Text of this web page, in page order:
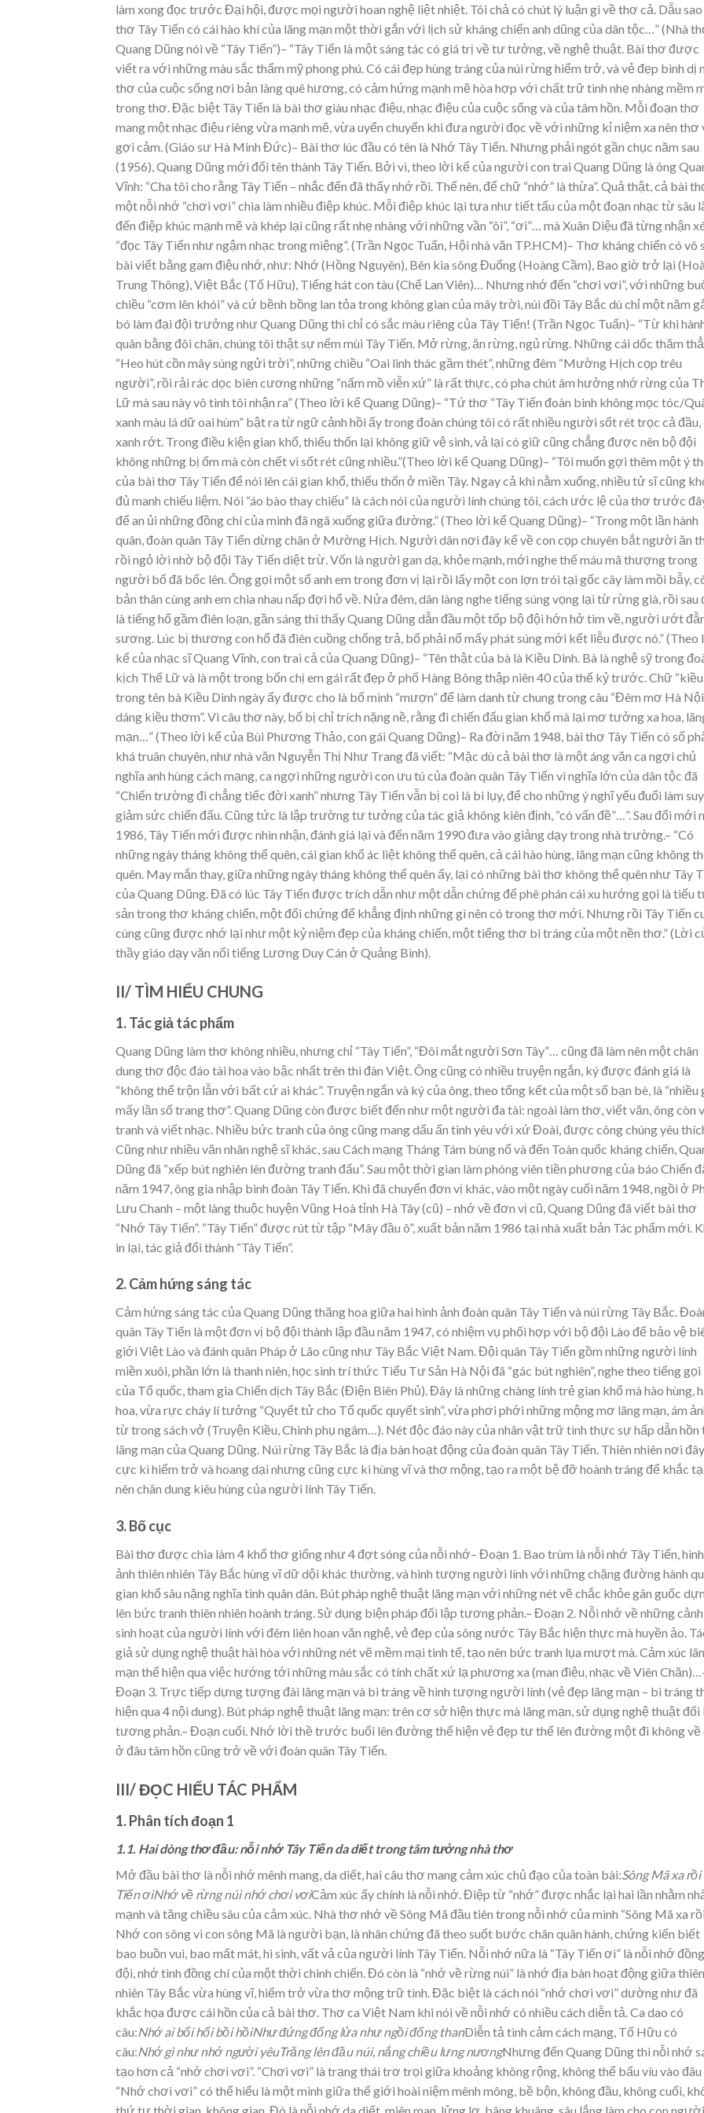
làm xong đọc trước Đại hội, được mọi người hoan nghệ liệt nhiệt. Tôi chả có chút lý luận gì về thơ cả. Dẫu
thơ Tây Tiến có cái hào khí của lãng mạn một thời gắn với lịch sử kháng chiến anh dũng của dân tộc…” (Nhà
Quang Dũng nói về “Tây Tiến”)– “Tây Tiến là một sáng tác có giá trị về tư tưởng, về nghệ thuật. Bài thơ được
viết ra với những màu sắc thẩm mỹ phong phú. Có cái đẹp hùng tráng của núi rừng hiểm trở, và vẻ đẹp bình dị
thơ của cuộc sống nơi bản làng quê hương, có cảm hứng mạnh mẽ hòa hợp với chất trữ tình nhẹ nhàng mềm
trong thơ. Đặc biệt Tây Tiến là bài thơ giàu nhạc điệu, nhạc điệu của cuộc sống và của tâm hồn. Mỗi đoạn thơ
mang một nhạc điệu riêng vừa mạnh mẽ, vừa uyển chuyển khi đưa người đọc về với những kỉ niệm xa nên thơ
gợi cảm. (Giáo sư Hà Minh Đức)– Bài thơ lúc đầu có tên là Nhớ Tây Tiến. Nhưng phải ngót gần chục năm sau
(1956), Quang Dũng mới đổi tên thành Tây Tiến. Bởi vì, theo lời kể của người con trai Quang Dũng là ông
Vĩnh: “Cha tôi cho rằng Tây Tiến – nhắc đến đã thấy nhớ rồi. Thế nên, để chữ “nhớ” là thừa”. Quả thật, cả bài
một nỗi nhớ “chơi vơi” chia làm nhiều điệp khúc. Mỗi điệp khúc lại tựa như tiết tấu của một đoạn nhạc từ sâu
đến điệp khúc mạnh mẽ và khép lại cũng rất nhẹ nhàng với những vần “ôi”, “ơi”… mà Xuân Diệu đã từng nhận
“đọc Tây Tiến như ngậm nhạc trong miệng”. (Trần Ngọc Tuấn, Hội nhà văn TP.HCM)– Thơ kháng chiến có vô
bài viết bằng gam điệu nhớ, như: Nhớ (Hồng Nguyên), Bên kia sông Đuống (Hoàng Cầm), Bao giờ trở lại
Trung Thông), Việt Bắc (Tố Hữu), Tiếng hát con tàu (Chế Lan Viên)… Nhưng nhớ đến “chơi vơi”, với những
chiều “cơm lên khói” và cứ bềnh bồng lan tỏa trong không gian của mây trời, núi đồi Tây Bắc dù chỉ một năm
bó làm đại đội trưởng như Quang Dũng thì chỉ có sắc màu riêng của Tây Tiến! (Trần Ngọc Tuấn)– “Từ khi
quân bằng đôi chân, chúng tôi thật sự nếm mùi Tây Tiến. Mở rừng, ăn rừng, ngủ rừng. Những cái dốc thăm
“Heo hút cồn mây súng ngửi trời”, những chiều “Oai linh thác gầm thét”, những đêm “Mường Hịch cọp trêu
người”, rồi rải rác dọc biên cương những “nấm mồ viễn xứ” là rất thực, có pha chút âm hưởng nhớ rừng của
Lữ mà sau này vô tình tôi nhận ra” (Theo lời kể Quang Dũng)– “Tứ thơ “Tây Tiến đoàn binh không mọc tóc/
xanh màu lá dữ oai hùm” bật ra từ ngữ cảnh hồi ấy trong đoàn chúng tôi có rất nhiều người sốt rét trọc cả đầu,
xanh rớt. Trong điều kiện gian khổ, thiếu thốn lại không giữ vệ sinh, vả lại có giữ cũng chẳng được nên bộ đội
không những bị ốm mà còn chết vì sốt rét cũng nhiều.”(Theo lời kể Quang Dũng)– “Tôi muốn gợi thêm một ý
của bài thơ Tây Tiến để nói lên cái gian khổ, thiếu thốn ở miền Tây. Ngay cả khi nằm xuống, nhiều tử sĩ cũng
đủ manh chiếu liệm. Nói “áo bào thay chiếu” là cách nói của người lính chúng tôi, cách ước lệ của thơ trước
để an ủi những đồng chí của mình đã ngã xuống giữa đường.” (Theo lời kể Quang Dũng)– “Trong một lần hành
quân, đoàn quân Tây Tiến dừng chân ở Mường Hịch. Người dân nơi đây kể về con cọp chuyên bắt người ăn
rồi ngỏ lời nhờ bộ đội Tây Tiến diệt trừ. Vốn là người gan dạ, khỏe mạnh, mới nghe thế máu mã thượng trong
người bố đã bốc lên. Ông gọi một số anh em trong đơn vị lại rồi lấy một con lợn trói tại gốc cây làm mồi bẫy,
bản thân cùng anh em chia nhau nấp đợi hổ về. Nửa đêm, dân làng nghe tiếng súng vọng lại từ rừng già, rồi sau
là tiếng hổ gầm điên loạn, gần sáng thì thấy Quang Dũng dẫn đầu một tốp bộ đội hớn hở tìm về, người ướt
sương. Lúc bị thương con hổ đã điên cuồng chống trả, bố phải nổ mấy phát súng mới kết liễu được nó.” (Theo
kể của nhạc sĩ Quang Vĩnh, con trai cả của Quang Dũng)– “Tên thật của bà là Kiều Dinh. Bà là nghệ sỹ trong
kịch Thế Lữ và là một trong bốn chị em gái rất đẹp ở phố Hàng Bông thập niên 40 của thế kỷ trước. Chữ
trong tên bà Kiều Dinh ngày ấy được cho là bố mình “mượn” để làm danh từ chung trong câu “Đêm mơ Hà Nội
dáng kiều thơm”. Vì câu thơ này, bố bị chỉ trích nặng nề, rằng đi chiến đấu gian khổ mà lại mơ tưởng xa hoa,
mạn…” (Theo lời kể của Bùi Phương Thảo, con gái Quang Dũng)– Ra đời năm 1948, bài thơ Tây Tiến có số
khá truân chuyên, như nhà văn Nguyễn Thị Như Trang đã viết: “Mặc dù cả bài thơ là một áng văn ca ngợi chủ
nghĩa anh hùng cách mạng, ca ngợi những người con ưu tú của đoàn quân Tây Tiến vì nghĩa lớn của dân tộc đã
“Chiến trường đi chẳng tiếc đời xanh” nhưng Tây Tiến vẫn bị coi là bi lụy, để cho những ý nghĩ yếu đuối làm suy
giảm sức chiến đấu. Cũng tức là lập trường tư tưởng của tác giả không kiên định, “có vấn đề”…”. Sau đổi mới
1986, Tây Tiến mới được nhìn nhận, đánh giá lại và đến năm 1990 đưa vào giảng dạy trong nhà trường.– “Có
những ngày tháng không thể quên, cái gian khổ ác liệt không thể quên, cả cái hào hùng, lãng mạn cũng không
quên. May mắn thay, giữa những ngày tháng không thể quên ấy, lại có những bài thơ không thể quên như Tây
của Quang Dũng. Đã có lúc Tây Tiến được trích dẫn như một dẫn chứng để phê phán cái xu hướng gọi là tiểu
sản trong thơ kháng chiến, một đối chứng để khẳng định những gì nên có trong thơ mới. Nhưng rồi Tây Tiến
cùng cũng được nhớ lại như một kỷ niệm đẹp của kháng chiến, một tiếng thơ bi tráng của một nền thơ.” (Lời
thầy giáo dạy văn nổi tiếng Lương Duy Cán ở Quảng Bình).
II/ TÌM HIỂU CHUNG
1. Tác giả tác phẩm
Quang Dũng làm thơ không nhiều, nhưng chỉ “Tây Tiến”, “Đôi mắt người Sơn Tây”… cũng đã làm nên một chân
dung thơ độc đáo tài hoa vào bậc nhất trên thi đàn Việt. Ông cũng có nhiều truyện ngắn, ký được đánh giá là
“không thể trộn lẫn với bất cứ ai khác”. Truyện ngắn và ký của ông, theo tổng kết của một số bạn bè, là “nhiều
mấy lần số trang thơ”. Quang Dũng còn được biết đến như một người đa tài: ngoài làm thơ, viết văn, ông còn
tranh và viết nhạc. Nhiều bức tranh của ông cũng mang dấu ấn tình yêu với xứ Đoài, được công chúng yêu
Cũng như nhiều văn nhân nghệ sĩ khác, sau Cách mạng Tháng Tám bùng nổ và đến Toàn quốc kháng chiến,
Dũng đã “xếp bút nghiên lên đường tranh đấu”. Sau một thời gian làm phóng viên tiền phương của báo Chiến
năm 1947, ông gia nhập binh đoàn Tây Tiến. Khi đã chuyển đơn vị khác, vào một ngày cuối năm 1948, ngồi ở
Lưu Chanh – một làng thuộc huyện Vũng Hoà tỉnh Hà Tây (cũ) – nhớ về đơn vị cũ, Quang Dũng đã viết bài thơ
“Nhớ Tây Tiến”. “Tây Tiến” được rút từ tập “Mây đầu ô”, xuất bản năm 1986 tại nhà xuất bản Tác phẩm mới.
in lại, tác giả đổi thành “Tây Tiến”.
2. Cảm hứng sáng tác
Cảm hứng sáng tác của Quang Dũng thăng hoa giữa hai hình ảnh đoàn quân Tây Tiến và núi rừng Tây Bắc.
quân Tây Tiến là một đơn vị bộ đội thành lập đầu năm 1947, có nhiệm vụ phối hợp với bộ đội Lào để bảo vệ
giới Việt Lào và đánh quân Pháp ở Lão cũng như Tây Bắc Việt Nam. Đội quân Tây Tiến gồm những người lính
miền xuôi, phần lớn là thanh niên, học sinh trí thức Tiểu Tư Sản Hà Nội đã “gác bút nghiên”, nghe theo tiếng gọi
của Tổ quốc, tham gia Chiến dịch Tây Bắc (Điện Biên Phủ). Đây là những chàng lính trẻ gian khổ mà hào hùng,
hoa, vừa rực cháy lí tưởng “Quyết tử cho Tổ quốc quyết sinh”, vừa phơi phới những mộng mơ lãng mạn, ám
từ trong sách vở (Truyện Kiều, Chinh phụ ngâm…). Nét độc đáo này của nhân vật trữ tình thực sự hấp dẫn hồn
lãng mạn của Quang Dũng. Núi rừng Tây Bắc là địa bàn hoạt động của đoàn quân Tây Tiến. Thiên nhiên nơi đây
cực kì hiểm trở và hoang dại nhưng cũng cực kì hùng vĩ và thơ mộng, tạo ra một bệ đỡ hoành tráng để khắc
nên chân dung kiêu hùng của người lính Tây Tiến.
3. Bố cục
Bài thơ được chia làm 4 khổ thơ giống như 4 đợt sóng của nỗi nhớ– Đoạn 1. Bao trùm là nỗi nhớ Tây Tiến, hình
ảnh thiên nhiên Tây Bắc hùng vĩ dữ dội khác thường, và hình tượng người lính với những chặng đường hành
gian khổ sâu nặng nghĩa tình quân dân. Bút pháp nghệ thuật lãng mạn với những nét vẽ chắc khỏe gân guốc
lên bức tranh thiên nhiên hoành tráng. Sử dụng biện pháp đối lập tương phản.– Đoạn 2. Nỗi nhớ về những cảnh
sinh hoạt của người lính với đêm liên hoan văn nghệ, vẻ đẹp của sông nước Tây Bắc hiện thực mà huyền ảo.
giả sử dụng nghệ thuật hài hòa với những nét vẽ mềm mại tinh tế, tạo nên bức tranh lụa mượt mà. Cảm xúc
mạn thể hiện qua việc hướng tới những màu sắc có tính chất xứ lạ phương xa (man điệu, nhạc về Viên
Đoạn 3. Trực tiếp dựng tượng đài lãng mạn và bi tráng về hình tượng người lính (vẻ đẹp lãng mạn – bi tráng
hiện qua 4 nội dung). Bút pháp nghệ thuật lãng mạn: trên cơ sở hiện thực mà lãng mạn, sử dụng nghệ thuật đối
tương phản.– Đoạn cuối. Nhớ lời thề trước buổi lên đường thể hiện vẻ đẹp tư thế lên đường một đi không về
ở đâu tâm hồn cũng trở về với đoàn quân Tây Tiến.
III/ ĐỌC HIỂU TÁC PHẨM
1. Phân tích đoạn 1
1.1. Hai dòng thơ đầu: nỗi nhớ Tây Tiến da diết trong tâm tưởng nhà thơ
Mở đầu bài thơ là nỗi nhớ mênh mang, da diết, hai câu thơ mang cảm xúc chủ đạo của toàn bài:Sông Mã xa rồi
Tiến ơiNhớ về rừng núi nhớ chơi vơiCảm xúc ấy chính là nỗi nhớ. Điệp từ “nhớ” được nhắc lại hai lần nhằm
mạnh và tăng chiều sâu của cảm xúc. Nhà thơ nhớ về Sông Mã đầu tiên trong nỗi nhớ của mình “Sông Mã xa
Nhớ con sông vì con sông Mã là người bạn, là nhân chứng đã theo suốt bước chân quân hành, chứng kiến biết
bao buồn vui, bao mất mát, hi sinh, vất vả của người lính Tây Tiến. Nỗi nhớ nữa là “Tây Tiến ơi” là nỗi nhớ đồng
đội, nhớ tình đồng chí của một thời chinh chiến. Đó còn là “nhớ về rừng núi” là nhớ địa bàn hoạt động giữa thiên
nhiên Tây Bắc vừa hùng vĩ, hiểm trở vừa thơ mộng trữ tình. Đặc biệt là cách nói “nhớ chơi vơi” dường như đã
khắc họa được cái hồn của cả bài thơ. Thơ ca Việt Nam khi nói về nỗi nhớ có nhiều cách diễn tả. Ca dao có
câu:Nhớ ai bổi hổi bồi hồiNhư đứng đống lửa như ngồi đống thanDiễn tả tình cảm cách mạng, Tố Hữu có
câu:Nhớ gì như nhớ người yêuTrăng lên đầu núi, nắng chiều lưng nươngNhưng đến Quang Dũng thì nỗi nhớ
tạo hơn cả “nhớ chơi vơi”. “Chơi vơi” là trạng thái trơ trọi giữa khoảng không rộng, không thể bấu víu vào đâu
“Nhớ chơi vơi” có thể hiểu là một mình giữa thế giới hoài niệm mênh mông, bề bộn, không đầu, không cuối,